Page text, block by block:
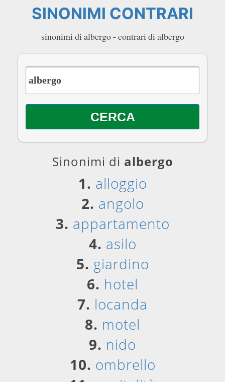
SINONIMI CONTRARI
sinonimi di albergo - contrari di albergo
Sinonimi di albergo
1. alloggio
2. angolo
3. appartamento
4. asilo
5. giardino
6. hotel
7. locanda
8. motel
9. nido
10. ombrello